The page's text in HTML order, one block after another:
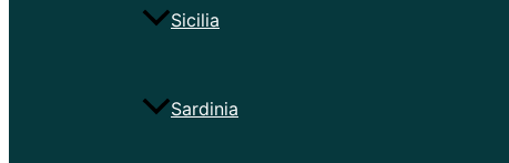
Sicilia
Sardinia